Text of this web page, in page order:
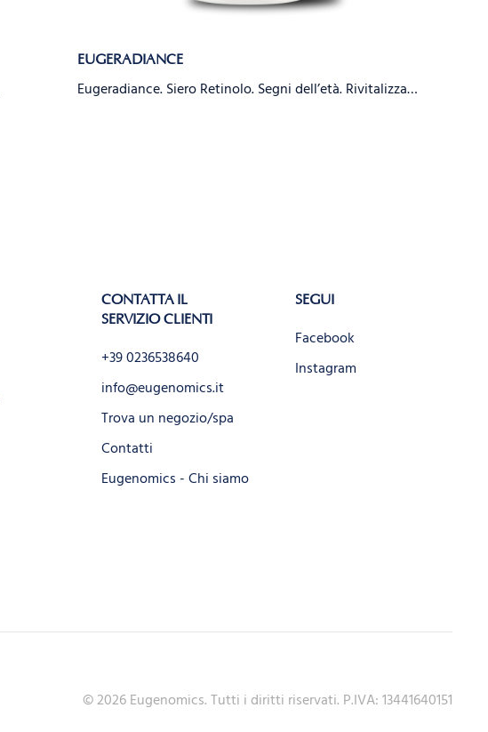
EUGERADIANCE
Eugeradiance. Siero Retinolo. Segni dell’età. Rivitalizza…
CONTATTA IL
SERVIZIO CLIENTI
+39 0236538640
info@eugenomics.it
Trova un negozio/spa
Contatti
Eugenomics - Chi siamo
SEGUI
Facebook
Instagram
©2026Eugenomics. Tutti i diritti riservati. P.IVA: 13441640151